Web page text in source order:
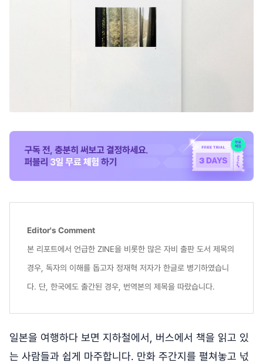
Editor's Comment
본 리포트에서 언급한 ZINE을 비롯한 많은 자비 출판 도서 제목의
경우, 독자의 이해를 돕고자 정재혁 저자가 한글로 병기하였습니
다. 단, 한국에도 출간된 경우, 번역본의 제목을 따랐습니다.
일본을 여행하다 보면 지하철에서, 버스에서 책을 읽고 있
는 사람들과 쉽게 마주합니다. 만화 주간지를 펼쳐놓고 넋